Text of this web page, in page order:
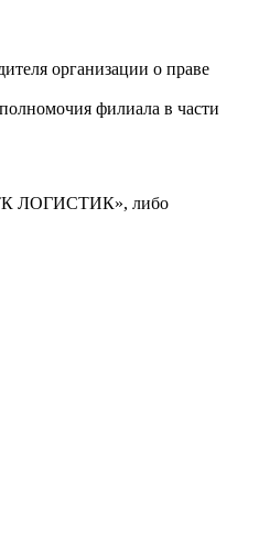
организации о праве
филиала в части
ЛОГИСТИК», либо